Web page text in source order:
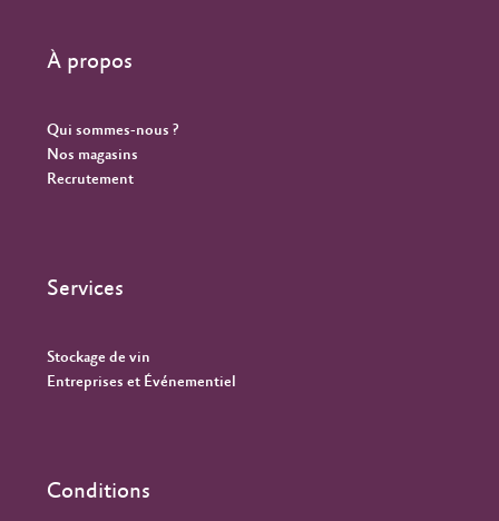
À propos
Qui sommes-nous ?
Nos magasins
Recrutement
Services
Stockage de vin
Entreprises et Événementiel
Conditions